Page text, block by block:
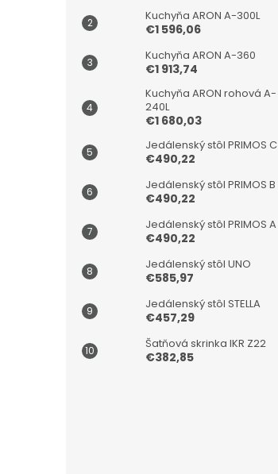
Kuchyňa ARON A-300L
€1 596,06
Kuchyňa ARON A-360
€1 913,74
Kuchyňa ARON rohová A-
240L
€1 680,03
Jedálenský stôl PRIMOS C
€490,22
Jedálenský stôl PRIMOS B
€490,22
Jedálenský stôl PRIMOS A
€490,22
Jedálenský stôl UNO
€585,97
Jedálenský stôl STELLA
€457,29
Šatňová skrinka IKR Z22
€382,85